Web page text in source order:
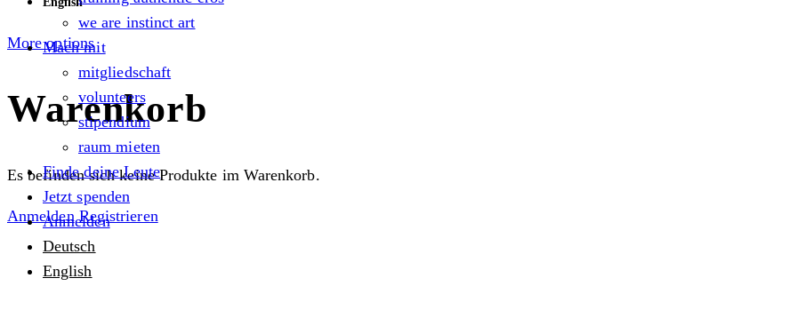
More options
Warenkorb
Es befinden sich keine Produkte im Warenkorb.
Anmelden Registrieren
we are instinct art
Mach mit
mitgliedschaft
volunteers
stipendium
raum mieten
Finde deine Leute
Jetzt spenden
Anmelden
Deutsch
English